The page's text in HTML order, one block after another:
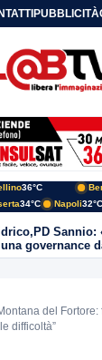
PUBBLICITÀ
36°C
34°C Napoli32°C
Sannio:
governance
del Fortore:
difficoltà”